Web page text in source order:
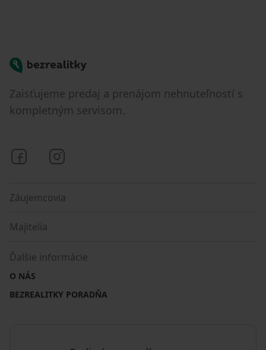
Bezrealitky
Zaisťujeme predaj a prenájom nehnuteľností s
kompletným servisom.
Bezrealitky na Facebooku
Záujemcovia
Majitelia
Ďalšie informácie
O NÁS
BEZREALITKY PORADŇA